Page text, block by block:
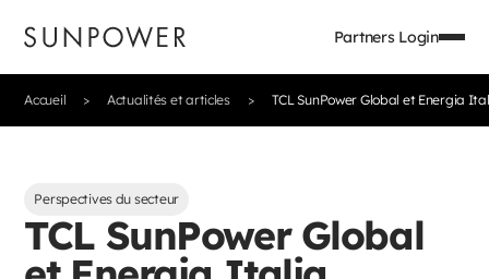
Partners Login
Accueil Actualités et articles TCL SunPower Global et Energia
Perspectives du secteur
TCL SunPower Global